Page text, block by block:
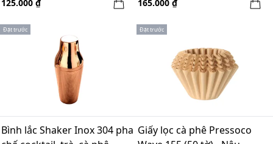
125.000 ₫ 165.000 ₫
Đặt trước
Bình lắc Shaker Inox 304 pha
Đặt trước
Giấy lọc cà phê Pressoco